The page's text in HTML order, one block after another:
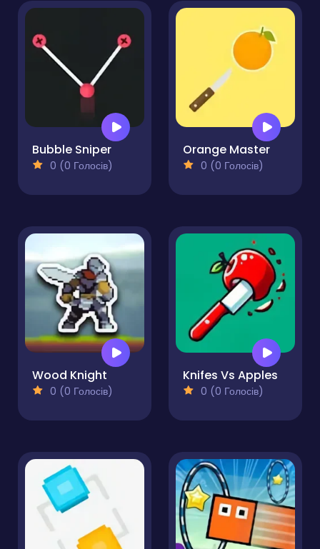
Bubble Sniper
0 (0 Голосів)
Orange Master
0 (0 Голосів)
Wood Knight
0 (0 Голосів)
Knifes Vs Apples
0 (0 Голосів)